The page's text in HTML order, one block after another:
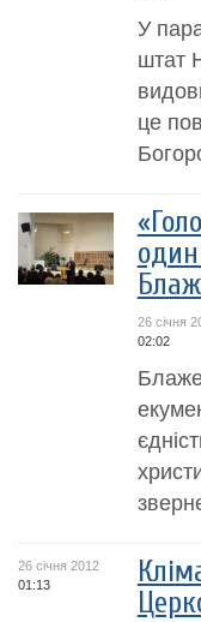
У
штат
це
26 січня
02:02
26 січня 2012
01:13